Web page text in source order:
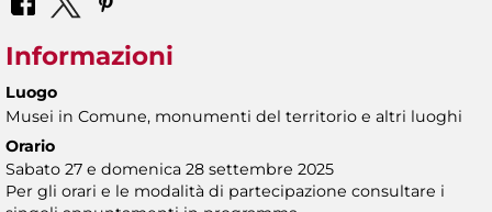
Informazioni
Luogo
Musei in Comune, monumenti del territorio e altri luoghi
Orario
Sabato 27 e domenica 28 settembre 2025
Per gli orari e le modalità di partecipazione consultare i